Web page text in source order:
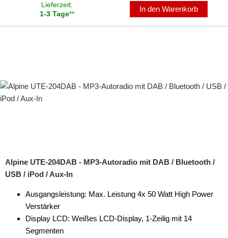
Lieferzeit:
1-3 Tage**
In den Warenkorb
Alpine UTE-204DAB - MP3-Autoradio mit DAB / Bluetooth /
USB / iPod / Aux-In
Ausgangsleistung: Max. Leistung 4x 50 Watt High Power
Verstärker
Display LCD: Weißes LCD-Display, 1-Zeilig mit 14
Segmenten